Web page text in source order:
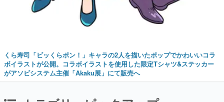
くら寿司「ビッくらポン！」キャラの2人を描いたポップでかわいいコラ
ボイラストが公開。コラボイラストを使用した限定Tシャツ&ステッカー
がアソビシステム主催「Akaku展」にて販売へ